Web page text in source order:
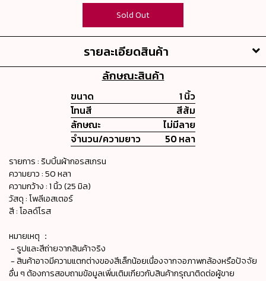
Sold Out
รายละเอียดสินค้า
ลักษณะสินค้า
ขนาด
1 นิ้ว
โทนสี
สีส้ม
ลักษณะ
ไม่มีลาย
จำนวน/ความยาว
50 หลา
รายการ : ริบบิ้นผ้ากอรสเกรน
ความยาว : 50 หลา
ความกว้าง : 1 นิ้ว (25 มิล)
วัสดุ : โพลีเอสเตอร์
สี : โอลด์โรส
หมายเหตุ ：
- รูปและสีถ่ายจากสินค้าจริง
- สินค้าอาจมีความแตกต่างของสีเล็กน้อยเนื่องจากจอภาพกล้องหรือปัจจัย
อื่น ๆ ต้องการสอบถามข้อมูลเพิ่มเติมเกียวกับสินค้ากรุณาติดต่อผู้ขาย